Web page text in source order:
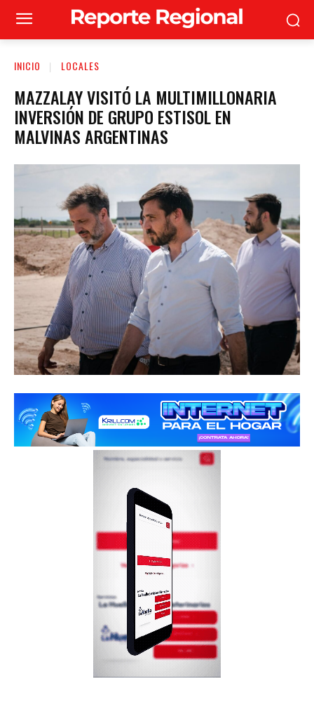
INICIO LOCALES
MAZZALAY VISITÓ LA MULTIMILLONARIA
INVERSIÓN DE GRUPO ESTISOL EN
MALVINAS ARGENTINAS